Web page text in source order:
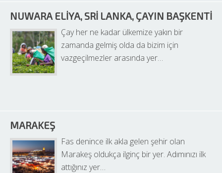
NUWARA ELIYA, SRI LANKA, ÇAYIN BAŞKENTI
Çay her ne kadar ülkemize yakın bir
zamanda gelmiş olda da bizim için
vazgeçilmezler arasında yer…
MARAKEŞ
Fas denince ilk akla gelen şehir olan
Marakeş oldukça ilginç bir yer. Adımınızı ilk
attığınız yer…